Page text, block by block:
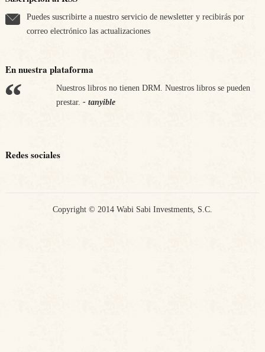
Puedes suscribirte a nuestro servicio de newsletter y recibirás por
correo electrónico las actualizaciones
En nuestra plataforma
Nuestros libros no tienen DRM. Nuestros libros se pueden
prestar. - tanyible
Apostamos por nuestra economía. Nos comprometemos a
pagar los impuestos en los países en los que vendemos.
Redes sociales
Copyright © 2014 Wabi Sabi Investments, S.C.